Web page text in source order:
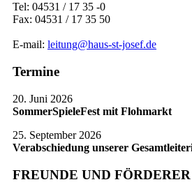
Tel: 04531 / 17 35 -0
Fax: 04531 / 17 35 50
E-mail: leitung@haus-st-josef.de
Termine
20. Juni 2026
SommerSpieleFest mit Flohmarkt
25. September 2026
Verabschiedung unserer
FREUNDE UND FÖRDERER